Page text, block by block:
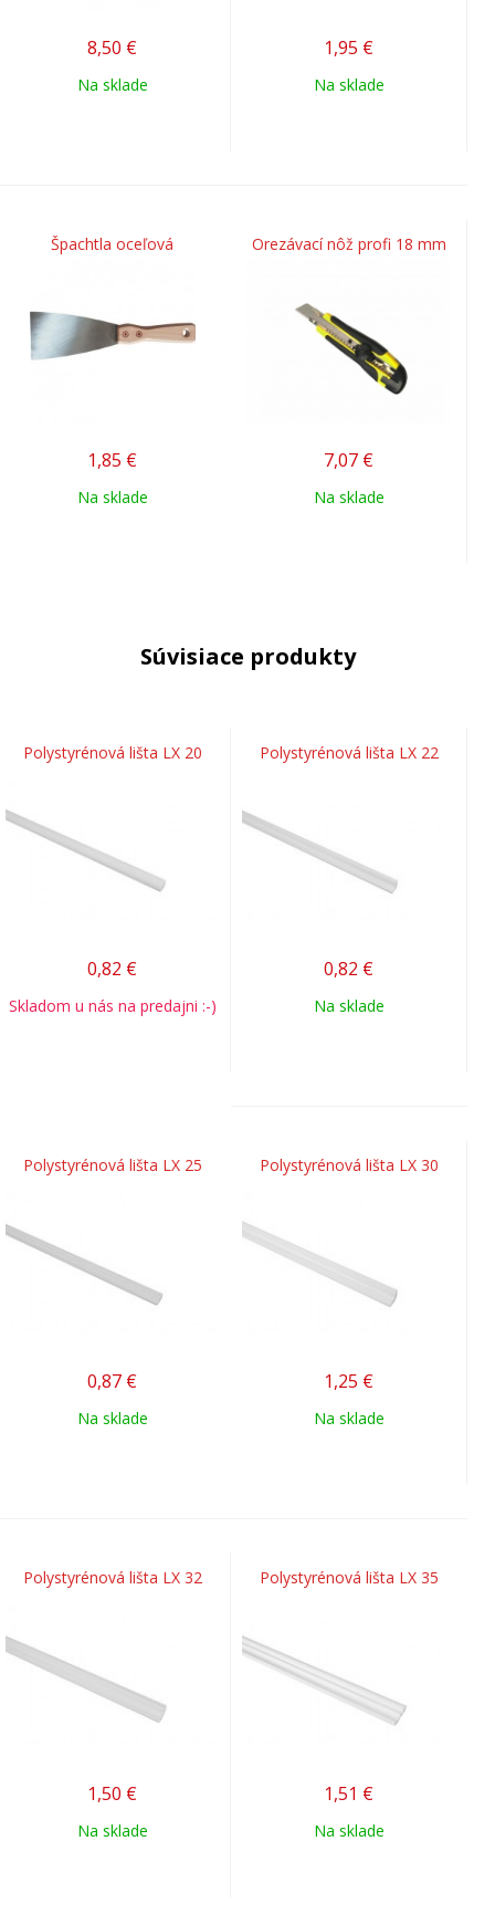
8,50 €
Na sklade
1,95 €
Na sklade
Špachtla oceľová
1,85 €
Na sklade
Orezávací nôž profi 18 mm
7,07 €
Na sklade
Súvisiace produkty
Polystyrénová lišta LX 20
0,82 €
Skladom u nás na predajni :-)
Polystyrénová lišta LX 22
0,82 €
Na sklade
Polystyrénová lišta LX 25
0,87 €
Na sklade
Polystyrénová lišta LX 30
1,25 €
Na sklade
Polystyrénová lišta LX 32
1,50 €
Na sklade
Polystyrénová lišta LX 35
1,51 €
Na sklade